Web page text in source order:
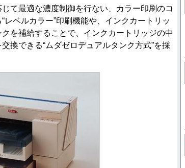
て最適な濃度制御を行ない、カラー印刷のコ
レベルカラー”印刷機能や、インクカートリッ
を補給することで、インクカートリッジの中
換できる“ムダゼロデュアルタンク方式”を採